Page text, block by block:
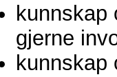
kunnskap
gjerne
kunnskap